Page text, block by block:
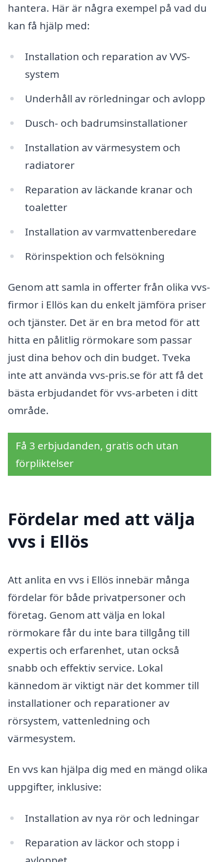
hantera. Här är några exempel på vad du
kan få hjälp med:
Installation och reparation av VVS-
system
Underhåll av rörledningar och avlopp
Dusch- och badrumsinstallationer
Installation av värmesystem och
radiatorer
Reparation av läckande kranar och
toaletter
Installation av varmvattenberedare
Rörinspektion och felsökning
Genom att samla in offerter från olika vvs-
firmor i Ellös kan du enkelt jämföra priser
och tjänster. Det är en bra metod för att
hitta en pålitlig rörmokare som passar
just dina behov och din budget. Tveka
inte att använda vvs-pris.se för att få det
bästa erbjudandet för vvs-arbeten i ditt
område.
Få 3 erbjudanden, gratis och utan
förpliktelser
Fördelar med att välja
vvs i Ellös
Att anlita en vvs i Ellös innebär många
fördelar för både privatpersoner och
företag. Genom att välja en lokal
rörmokare får du inte bara tillgång till
expertis och erfarenhet, utan också
snabb och effektiv service. Lokal
kännedom är viktigt när det kommer till
installationer och reparationer av
rörsystem, vattenledning och
värmesystem.
En vvs kan hjälpa dig med en mängd olika
uppgifter, inklusive:
Installation av nya rör och ledningar
Reparation av läckor och stopp i